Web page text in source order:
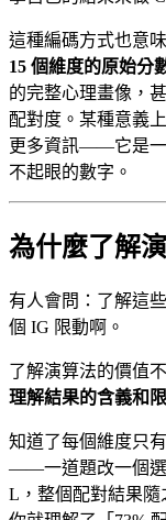
這種編碼方式也意
15 個維度的原始分
的完整心理畫像，
配對度。某種意義
更多資訊——它是一
不起眼的數字。
為什麼了解
有人會問：了解這
個 IG 限動啊。
了解演算法的價值
理解結果的含義和
知道了每個維度只
——一道題改一個選
L，整個配對結果隨